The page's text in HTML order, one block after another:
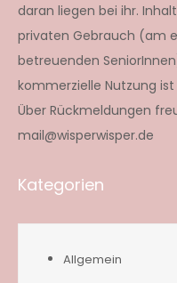
daran liegen bei ihr.
privaten Gebrauch (am
betreuenden
kommerzielle Nutzung
Über Rückmeldungen
mail@wisperwisper.de
Kategorien
Allgemein